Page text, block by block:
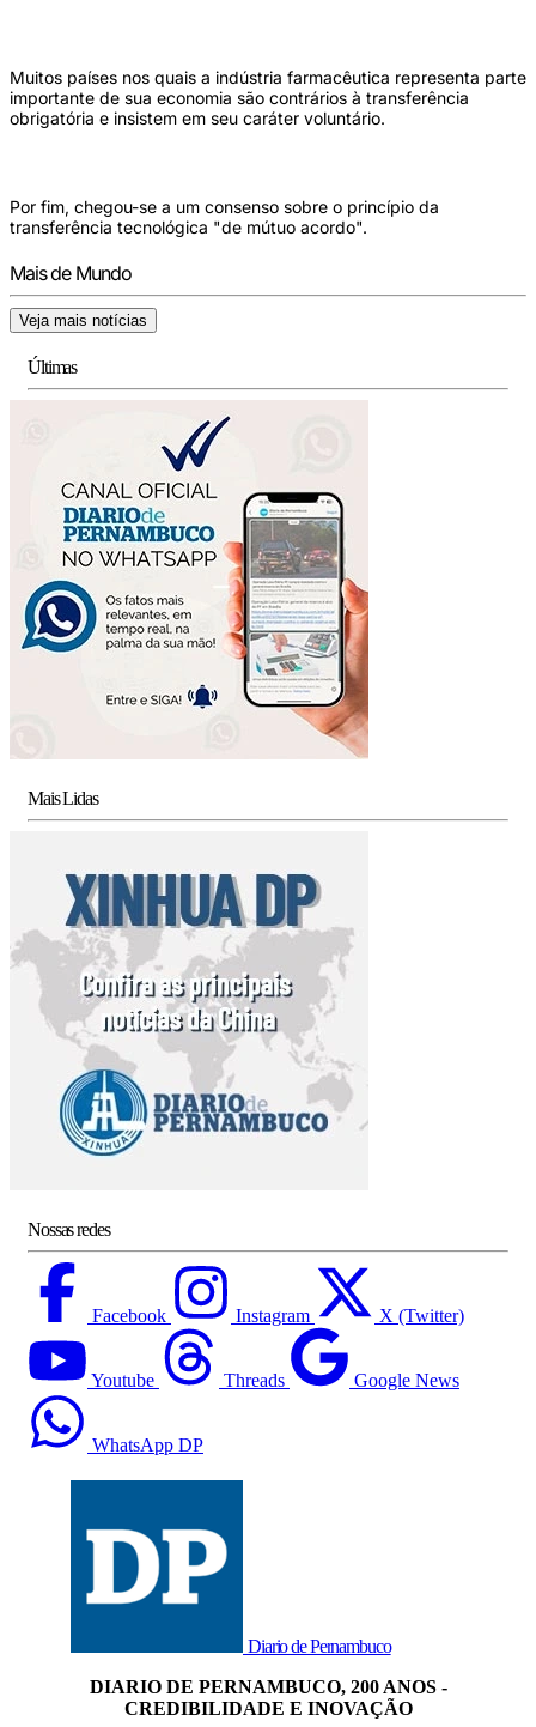
Muitos países nos quais a indústria farmacêutica representa parte
importante de sua economia são contrários à transferência
obrigatória e insistem em seu caráter voluntário.
Por fim, chegou-se a um consenso sobre o princípio da
transferência tecnológica "de mútuo acordo".
Mais de Mundo
Veja mais notícias
Últimas
Mais Lidas
Nossas redes
Facebook Instagram X (Twitter)
Youtube Threads Google News
WhatsApp DP
Diario de Pernambuco
DIARIO DE PERNAMBUCO, 200 ANOS -
CREDIBILIDADE E INOVAÇÃO